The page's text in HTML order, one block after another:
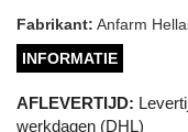
Fabrikant: Anfarm
INFORMATIE
AFLEVERTIJD:
werkdagen (DHL)